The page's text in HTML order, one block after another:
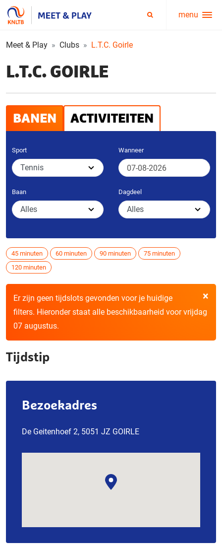
Service
menu
menu
Meet & Play Clubs L.T.C. Goirle
L.T.C. GOIRLE
BANEN ACTIVITEITEN
Sport Wanneer
Baan Dagdeel
45 minuten 60 minuten 90 minuten
75 minuten
120 minuten
×
Er zijn geen tijdslots gevonden voor je huidige
filters. Hieronder staat alle beschikbaarheid voor vrijdag
07 augustus.
Tijdstip
Bezoekadres
De Geitenhoef 2, 5051 JZ GOIRLE